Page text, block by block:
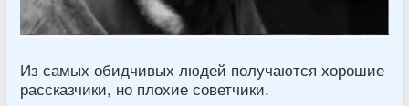
Из самых обидчивых людей получаются хорошие
рассказчики, но плохие советчики.